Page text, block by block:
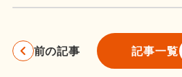
前の記事 記事一覧